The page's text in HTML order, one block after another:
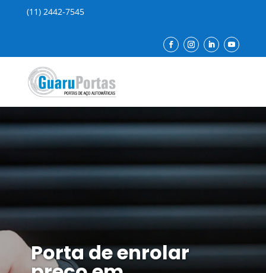
(11) 2442-7545
Porta de enrolar